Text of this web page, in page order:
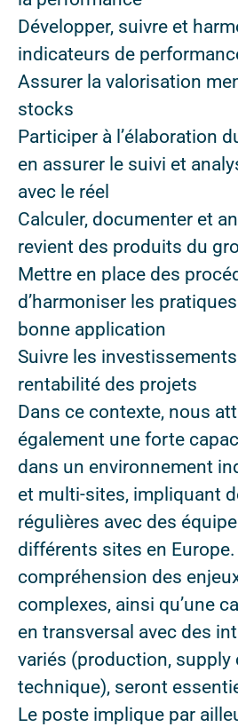
Développer, suivre et
indicateurs de
Assurer la valorisation
stocks
Participer à l’élaboration
en assurer le suivi et
avec le réel
Calculer, documenter et
revient des produits du
Mettre en place des
d’harmoniser les
bonne application
Suivre les
rentabilité des projets
Dans ce contexte, nous
également une forte
dans un environnement
et multi-sites, impliquant
régulières avec des
différents sites en
compréhension des
complexes, ainsi qu’une
en transversal avec des
variés (production, supply
technique), seront
Le poste implique par